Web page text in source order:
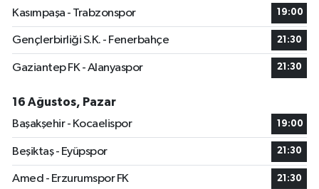
Kasımpaşa - Trabzonspor 19:00
Gençlerbirliği S.K. - Fenerbahçe 21:30
Gaziantep FK - Alanyaspor 21:30
16 Ağustos, Pazar
Başakşehir - Kocaelispor
19:00
Beşiktaş - Eyüpspor 21:30
Amed - Erzurumspor FK 21:30